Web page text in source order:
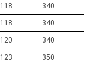
118
340
118
340
120
340
123
350